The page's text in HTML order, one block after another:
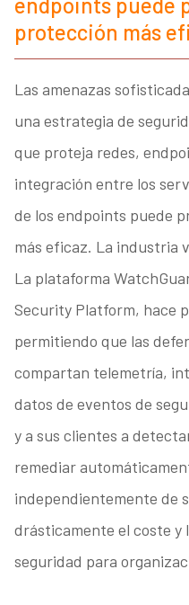
protección más
Las amenazas
una estrategia de
que proteja redes,
integración entre los
de los endpoints puede
más eficaz. La industria
La plataforma
Security Platform, hace
permitiendo que las
compartan telemetría,
datos de eventos de
y a sus clientes a
remediar
independientemente de
drásticamente el coste y
seguridad para